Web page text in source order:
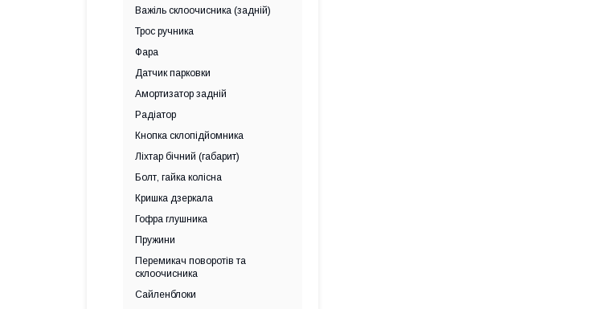
Важіль склоочисника (задній)
Трос ручника
Фара
Датчик парковки
Амортизатор задній
Радіатор
Кнопка склопідйомника
Ліхтар бічний (габарит)
Болт, гайка колісна
Кришка дзеркала
Гофра глушника
Пружини
Перемикач поворотів та
склоочисника
Сайленблоки